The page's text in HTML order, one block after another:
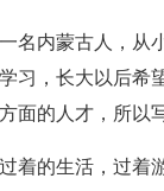
名内蒙古人，从
习，长大以后希
面的人才，所以
着的生活，过着